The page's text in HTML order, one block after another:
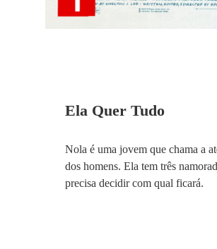
Ela Quer Tudo
Nola é uma jovem que chama a
dos homens. Ela tem três
precisa decidir com qual ficará.